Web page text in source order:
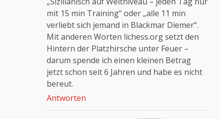
mit 15 min Training“ oder „alle 11 min
verliebt sich jemand in Blackmar Diemer“.
Mit anderen Worten lichess.org setzt den
Hintern der Platzhirsche unter Feuer –
darum spende ich einen kleinen Betrag
jetzt schon seit 6 Jahren und habe es nicht
bereut.
Antworten